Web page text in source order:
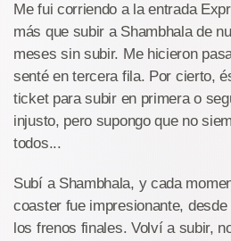
Me fui corriendo a la entrada
más que subir a Shambhala de
meses sin subir. Me hicieron
senté en tercera fila. Por cierto,
ticket para subir en primera o
injusto, pero supongo que no
todos...
Subí a Shambhala, y cada
coaster fue impresionante,
los frenos finales. Volví a subir,